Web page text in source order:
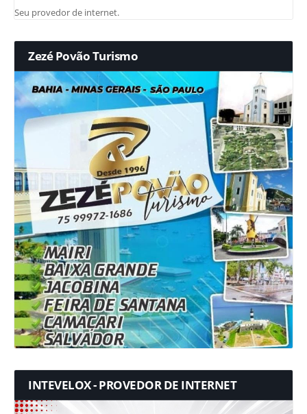
Seu provedor de internet.
Zezé Povão Turismo
INTEVELOX - PROVEDOR DE INTERNET